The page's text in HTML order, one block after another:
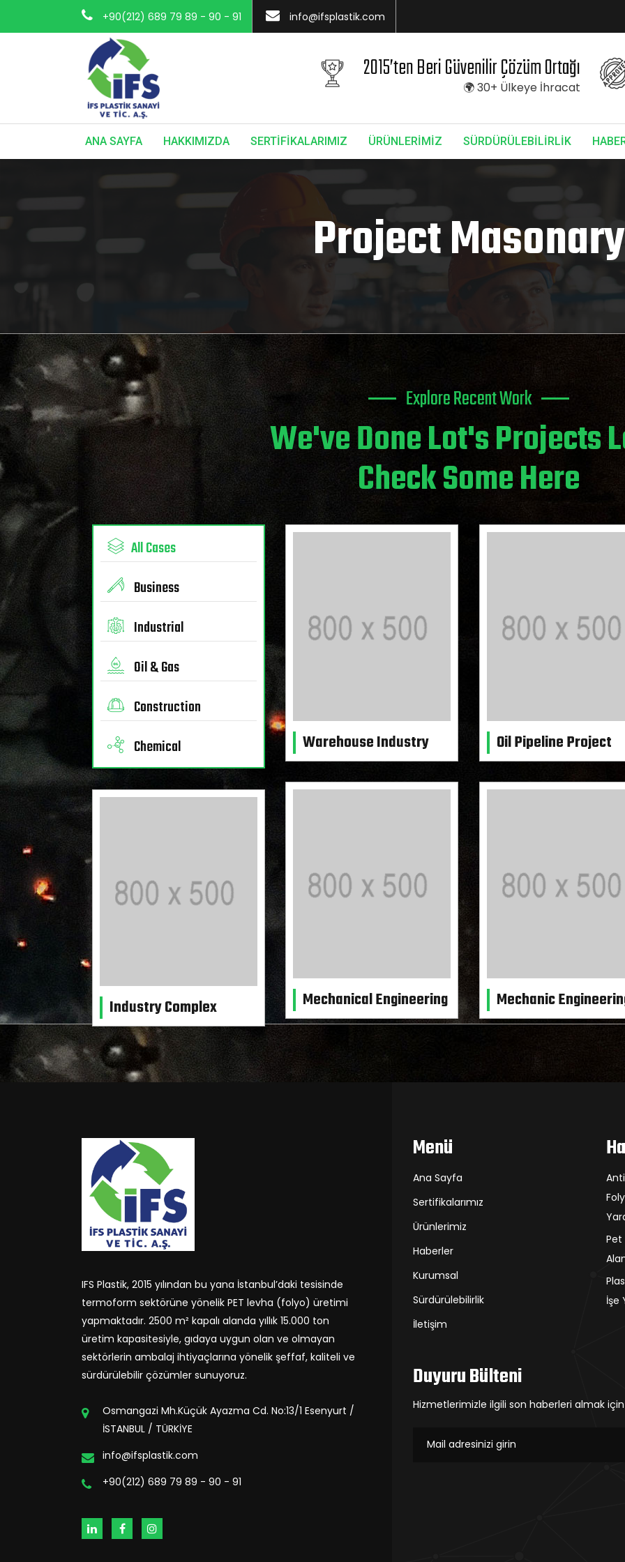
+90(212) 689 79 89 - 90 - 91 info@ifsplastik.com
2015’ten Beri Güvenilir Çözüm Ortağı
🌍 30+ Ülkeye İhracat
ANA SAYFA HAKKIMIZDA SERTİFİKALARIMIZ ÜRÜNLERİMİZ SÜRDÜRÜLEBİLİRLİK
Project Masonary
Explore Recent Work
We've Done Lot's Projects
Check Some Here
All Cases
Business
Industrial
Oil & Gas
Construction
Chemical
Warehouse Industry Oil Pipeline Project
Mechanical Engineering Mechanic
Industry Complex
IFS Plastik, 2015 yılından bu yana İstanbul’daki tesisinde
termoform sektörüne yönelik PET levha (folyo) üretimi
yapmaktadır. 2500 m² kapalı alanda yıllık 15.000 ton
üretim kapasitesiyle, gıdaya uygun olan ve olmayan
sektörlerin ambalaj ihtiyaçlarına yönelik şeffaf, kaliteli ve
sürdürülebilir çözümler sunuyoruz.
Osmangazi Mh.Küçük Ayazma Cd. No:13/1 Esenyurt /
İSTANBUL / TÜRKİYE
info@ifsplastik.com
+90(212) 689 79 89 - 90 - 91
Menü
Ana Sayfa
Sertifikalarımız
Ürünlerimiz
Haberler
Kurumsal
Sürdürülebilirlik
İletişim
Pet
İşe
Duyuru Bülteni
Hizmetlerimizle ilgili son haberleri almak